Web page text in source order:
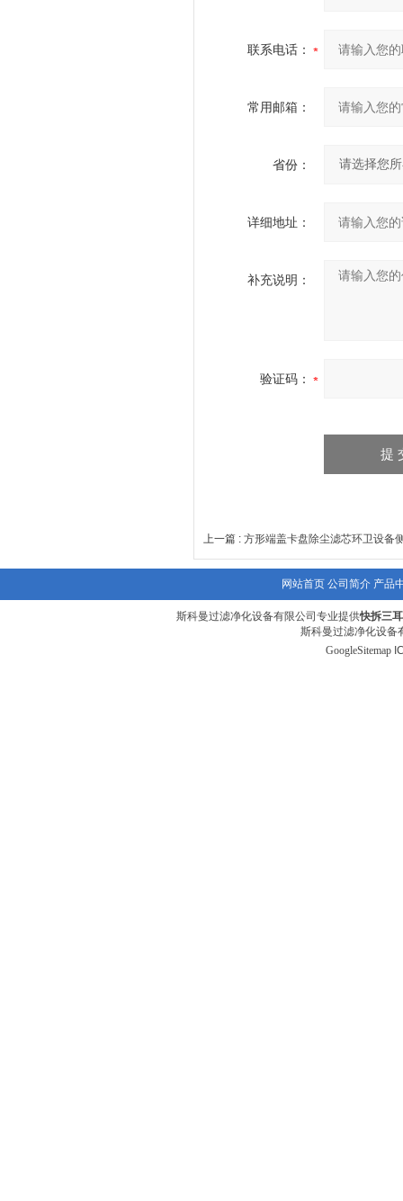
联系电话：
常用邮箱：
省份：
详细地址：
补充说明：
验证码：
上一篇 : 方形端盖卡盘除尘滤芯环卫设备
网站首页 公司简介 产品
斯科曼过滤净化设备有限公司专业提供快拆三
斯科曼过滤净化设备
GoogleSitemap